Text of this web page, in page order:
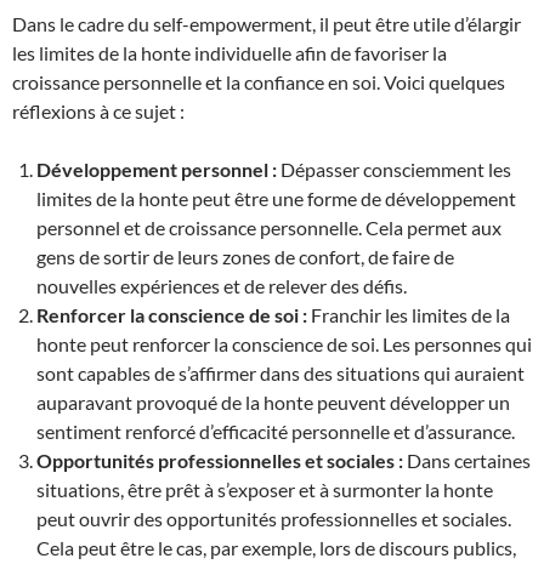
Dans le cadre du self-empowerment, il peut être utile d’élargir
les limites de la honte individuelle afin de favoriser la
croissance personnelle et la confiance en soi. Voici quelques
réflexions à ce sujet :
Développement personnel : Dépasser consciemment les
limites de la honte peut être une forme de développement
personnel et de croissance personnelle. Cela permet aux
gens de sortir de leurs zones de confort, de faire de
nouvelles expériences et de relever des défis.
Renforcer la conscience de soi : Franchir les limites de la
honte peut renforcer la conscience de soi. Les personnes qui
sont capables de s’affirmer dans des situations qui auraient
auparavant provoqué de la honte peuvent développer un
sentiment renforcé d’efficacité personnelle et d’assurance.
Opportunités professionnelles et sociales : Dans certaines
situations, être prêt à s’exposer et à surmonter la honte
peut ouvrir des opportunités professionnelles et sociales.
Cela peut être le cas, par exemple, lors de discours publics,